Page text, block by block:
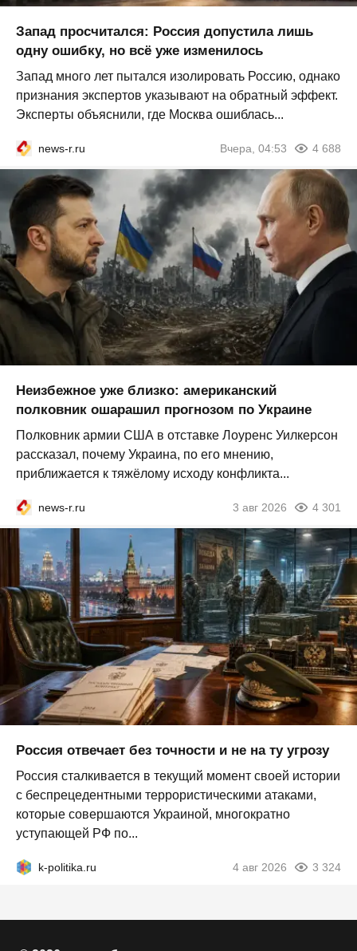
Запад просчитался: Россия допустила лишь
одну ошибку, но всё уже изменилось
Запад много лет пытался изолировать Россию, однако
признания экспертов указывают на обратный эффект.
Эксперты объяснили, где Москва ошиблась...
news-r.ru Вчера, 04:53 4 688
Неизбежное уже близко: американский
полковник ошарашил прогнозом по Украине
Полковник армии США в отставке Лоуренс Уилкерсон
рассказал, почему Украина, по его мнению,
приближается к тяжёлому исходу конфликта...
news-r.ru 3 авг 2026 4 301
Россия отвечает без точности и не на ту угрозу
Россия сталкивается в текущий момент своей истории
с беспрецедентными террористическими атаками,
которые совершаются Украиной, многократно
уступающей РФ по...
k-politika.ru 4 авг 2026 3 324